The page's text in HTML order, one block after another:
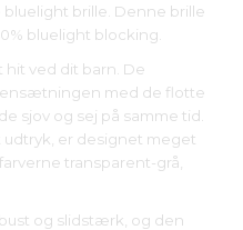
brille. Denne brille
bluelight blocking.
ved dit barn. De
med de flotte
sjov og sej på samme tid.
udtryk, er designet meget
transparent-grå,
og slidstærk, og den